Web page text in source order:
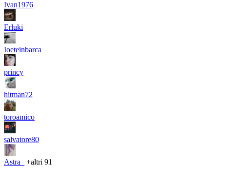
Ivan1976
Erluki
Ioeteinbarca
princy
hitman72
toroamico
salvatore80
Astra_ +altri 91